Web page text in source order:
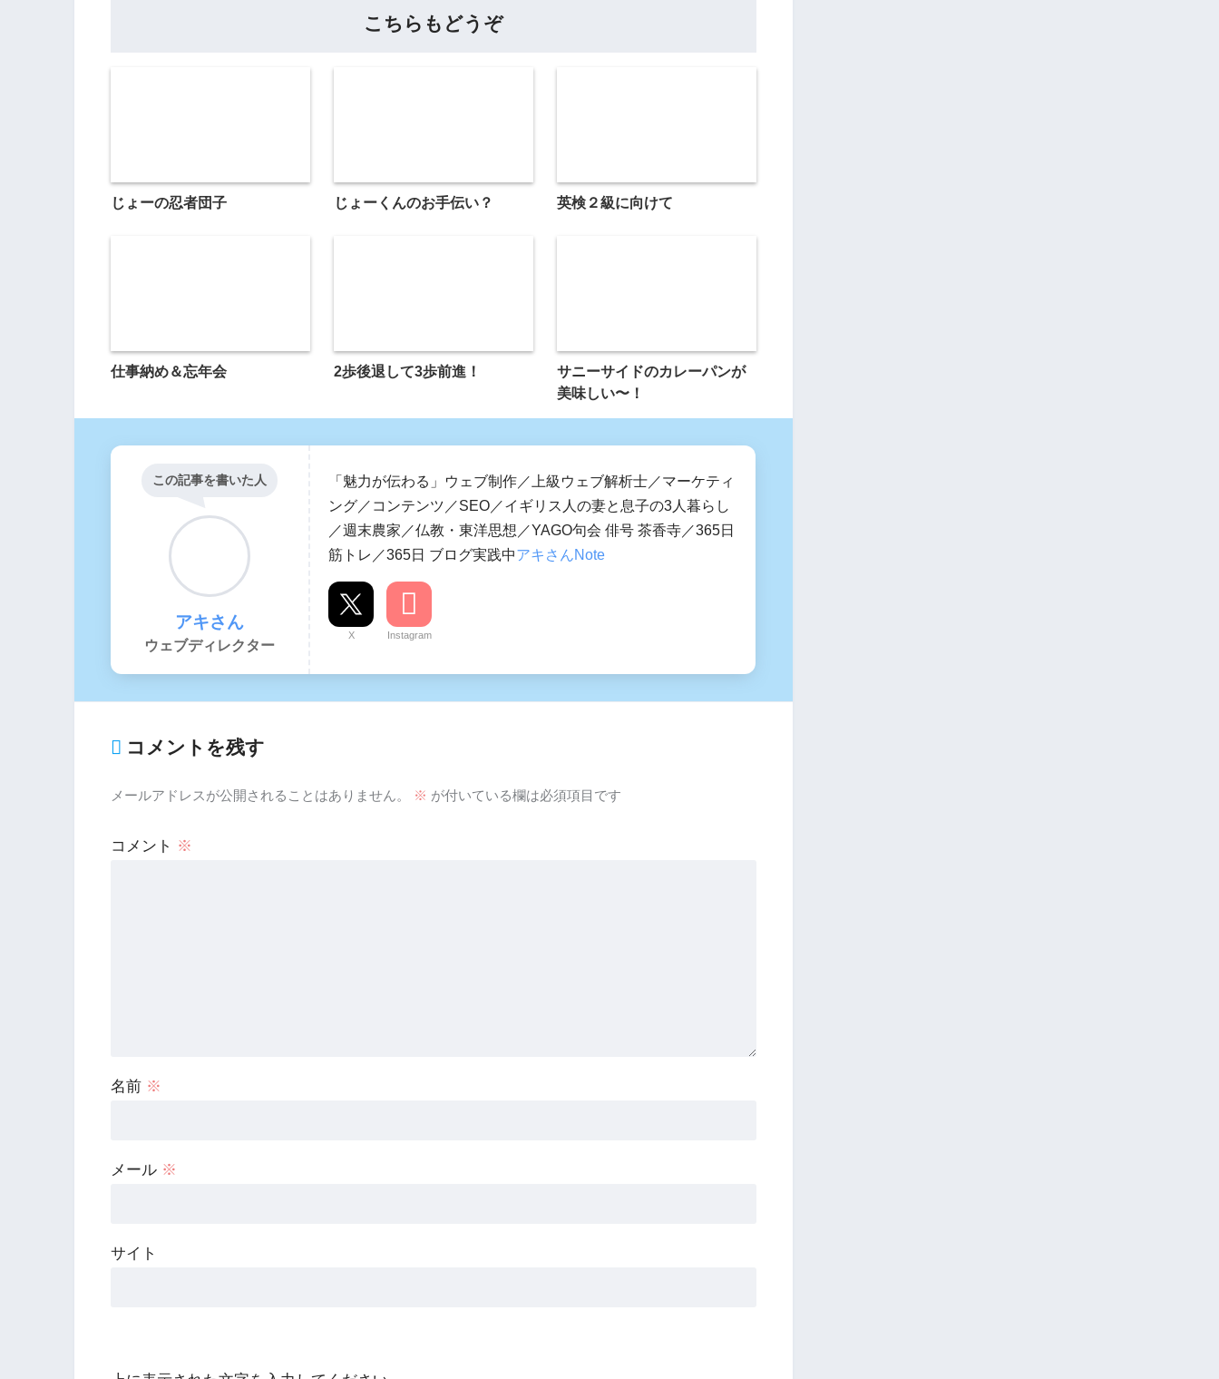
こちらもどうぞ
じょーの忍者団子 じょーくんのお手伝い？ 英検２級に向けて
仕事納め＆忘年会 2歩後退して3歩前進！
サニーサイドのカレーパンが
美味しい〜！
この記事を書いた人
アキさん
ウェブディレクター
「魅力が伝わる」ウェブ制作／上級ウェブ解析士／マーケティ
ング／コンテンツ／SEO／イギリス人の妻と息子の3人暮らし
／週末農家／仏教・東洋思想／YAGO句会 俳号 茶香寺／365日
筋トレ／365日 ブログ実践中アキさんNote
X Instagram
コメントを残す
メールアドレスが公開されることはありません。 ※ が付いている欄は必須項目です
コメント ※
名前 ※
メール ※
サイト